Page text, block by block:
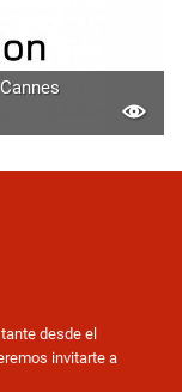
desde el
invitarte a